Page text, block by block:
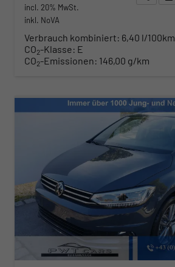
incl. 20% MwSt.
inkl. NoVA
Verbrauch kombiniert: 6,40 l/100km
CO2-Klasse: E
CO2-Emissionen: 146,00 g/km